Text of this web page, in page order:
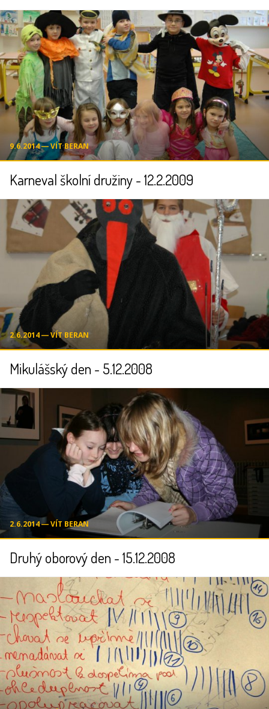
9.6.2014 ― VÍT BERAN
Karneval školní družiny - 12.2.2009
2.6.2014 ― VÍT BERAN
Mikulášský den - 5.12.2008
2.6.2014 ― VÍT BERAN
Druhý oborový den - 15.12.2008